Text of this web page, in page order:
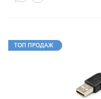
ТОП ПРОДАЖ